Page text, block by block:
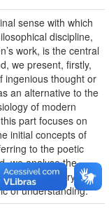
sense with which
discipline,
work, is the central
we present, firstly,
ingenious thought or
an alternative to the
of modern
part focuses on
initial concepts of
to the poetic
we analyse the
for a theory of
of understanding.